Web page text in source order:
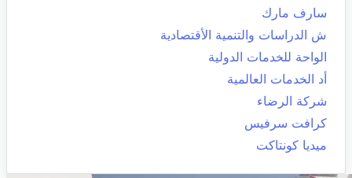
سارف مارك
ش الدراسات والتنمية الأقتصادية
الواحة للخدمات الدولية
أد الخدمات العالمية
شركة الرضاء
كرافت سرفيس
ميديا كونتاكت